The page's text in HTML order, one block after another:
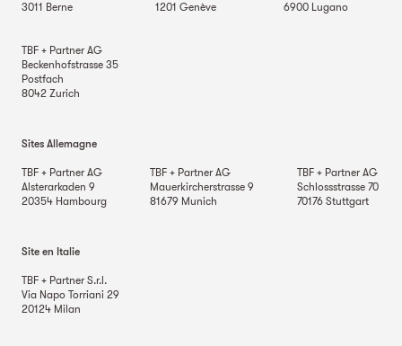
3011 Berne
1201 Genève
6900 Lugano
TBF + Partner AG
Beckenhofstrasse 35
Postfach
8042 Zurich
Sites Allemagne
TBF + Partner AG
Alsterarkaden 9
20354 Hambourg
TBF + Partner AG
Mauerkircherstrasse 9
81679 Munich
TBF + Partner AG
Schlossstrasse 70
70176 Stuttgart
Site en Italie
TBF + Partner S.r.l.
Via Napo Torriani 29
20124 Milan